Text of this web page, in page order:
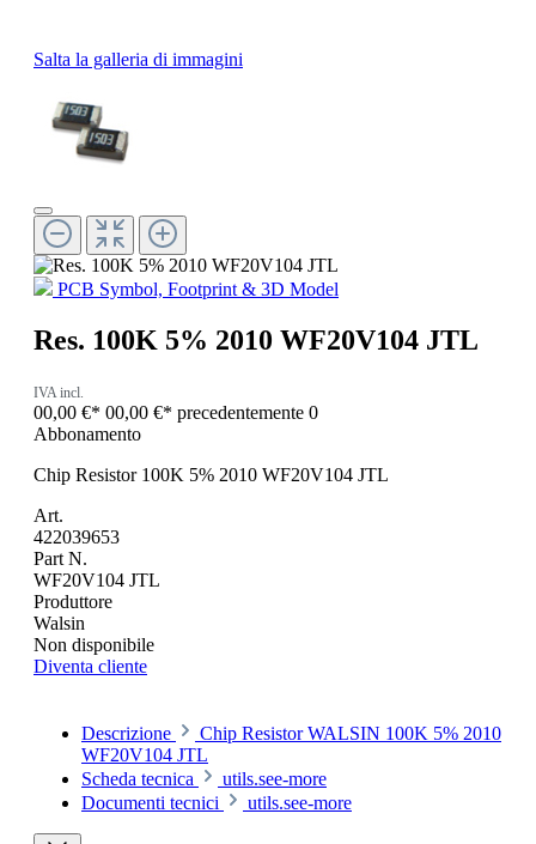
Salta la galleria di immagini
PCB Symbol, Footprint & 3D Model
Res. 100K 5% 2010 WF20V104 JTL
IVA incl.
00,00 €* 00,00 €* precedentemente 0
Abbonamento
Chip Resistor 100K 5% 2010 WF20V104 JTL
Art.
422039653
Part N.
WF20V104 JTL
Produttore
Walsin
Non disponibile
Diventa cliente
Descrizione
Chip Resistor WALSIN 100K 5% 2010
WF20V104 JTL
Scheda tecnica
utils.see-more
Documenti tecnici
utils.see-more